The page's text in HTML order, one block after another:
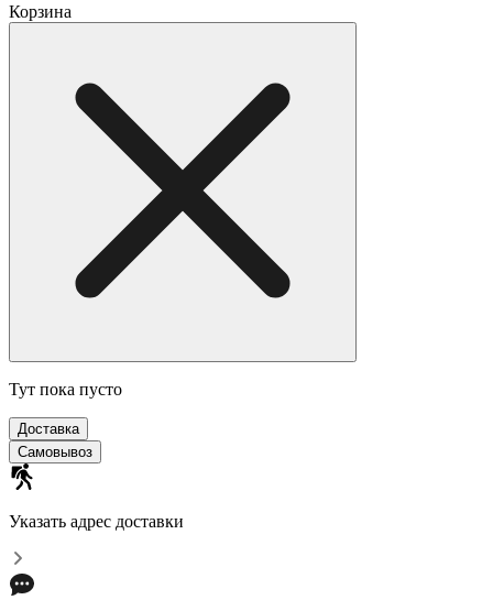
Корзина
Тут пока пусто
Доставка
Самовывоз
Указать адрес доставки